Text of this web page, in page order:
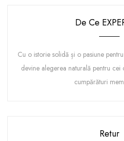
De Ce
Cu o istorie solidă și o pasiune
devine alegerea naturală pentru
cumpărături
Retur